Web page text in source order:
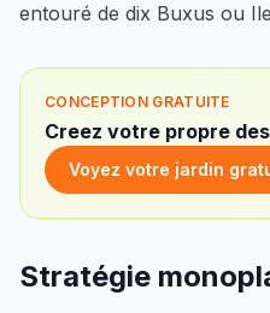
entouré de dix Buxus ou
CONCEPTION GRATUITE
Creez votre propre
Voyez votre jardin
Stratégie